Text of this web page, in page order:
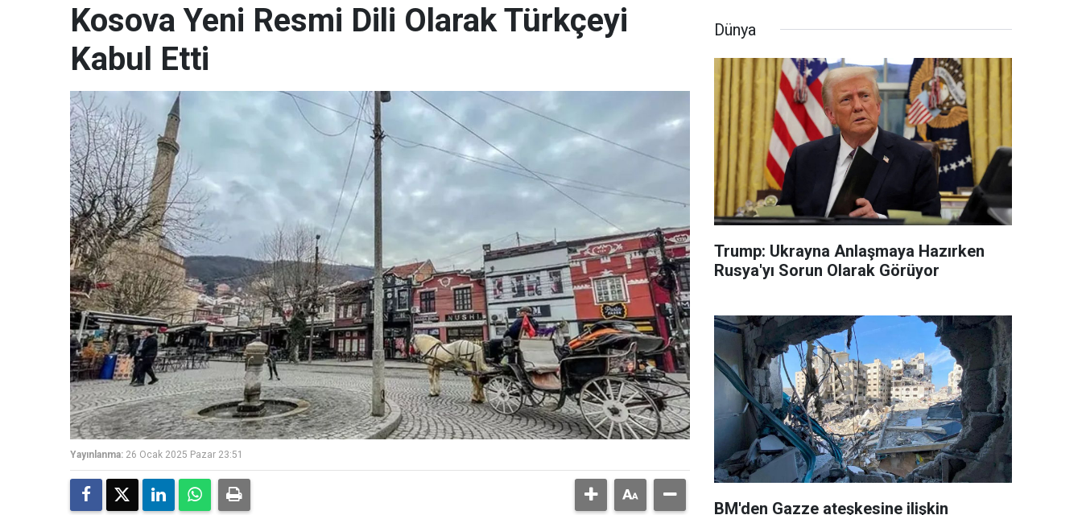
Kosova Yeni Resmi Dili Olarak Türkçeyi
Kabul Etti
Yayınlanma: 26 Ocak 2025 Pazar 23:51
Dünya
Trump: Ukrayna Anlaşmaya Hazırken
Rusya'yı Sorun Olarak Görüyor
BM'den Gazze ateşkesine ilişkin